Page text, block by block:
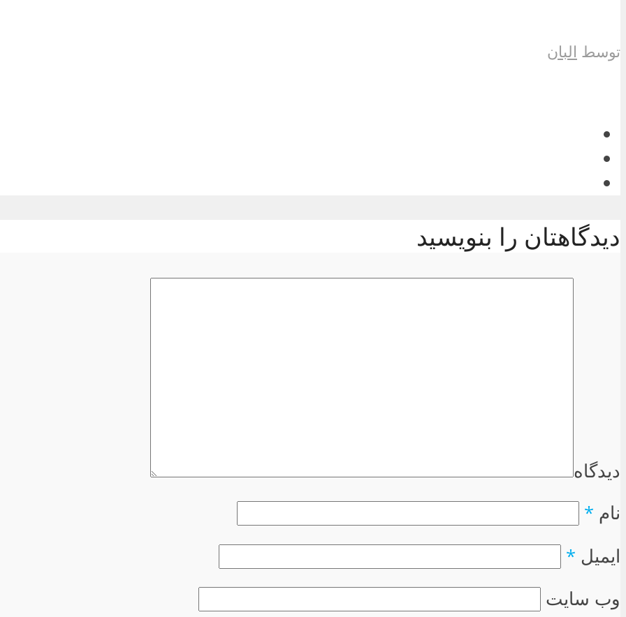
توسط البان
دیدگاهتان را بنویسید
دیدگاه
نام *
ایمیل *
وب سایت